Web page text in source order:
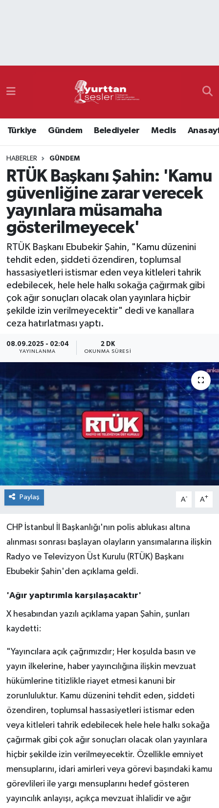
Türkiye Gündem Belediyeler Meclis
HABERLER GÜNDEM
RTÜK Başkanı Şahin: 'Kamu
güvenliğine zarar verecek
yayınlara müsamaha
gösterilmeyecek'
RTÜK Başkanı Ebubekir Şahin, "Kamu düzenini
tehdit eden, şiddeti özendiren, toplumsal
hassasiyetleri istismar eden veya kitleleri tahrik
edebilecek, hele hele halkı sokağa çağırmak gibi
çok ağır sonuçları olacak olan yayınlara hiçbir
şekilde izin verilmeyecektir" dedi ve kanallara
ceza hatırlatması yaptı.
08.09.2025 - 02:04
YAYINLANMA
2 DK
OKUNMA SÜRESI
Paylaş A- A+
CHP İstanbul İl Başkanlığı'nın polis ablukası altına
alınması sonrası başlayan olayların yansımalarına ilişkin
Radyo ve Televizyon Üst Kurulu (RTÜK) Başkanı
Ebubekir Şahin'den açıklama geldi.
'Ağır yaptırımla karşılaşacaktır'
X hesabından yazılı açıklama yapan Şahin, şunları
kaydetti:
"Yayıncılara açık çağrımızdır; Her koşulda basın ve
yayın ilkelerine, haber yayıncılığına ilişkin mevzuat
hükümlerine titizlikle riayet etmesi kanuni bir
zorunluluktur. Kamu düzenini tehdit eden, şiddeti
özendiren, toplumsal hassasiyetleri istismar eden
veya kitleleri tahrik edebilecek hele hele halkı sokağa
çağırmak gibi çok ağır sonuçları olacak olan yayınlara
hiçbir şekilde izin verilmeyecektir. Özellikle emniyet
mensuplarını, idari amirleri veya görevi başındaki kamu
görevlileri ile yargı mensuplarını hedef gösteren
yayıncılık anlayışı, açıkça mevzuat ihlalidir ve ağır
Namaz Vakitleri
Süper Lig Puan Durumu ve Fikstür
Tüm Manşetler
Son Dakika Haberleri
Haber Arşivi